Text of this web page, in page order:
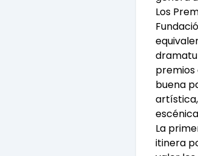
Los
premios
buena
La
itinera